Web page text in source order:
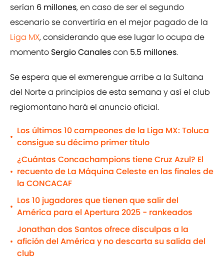
serían 6 millones, en caso de ser el segundo
escenario se convertiría en el mejor pagado de la
Liga MX, considerando que ese lugar lo ocupa de
momento Sergio Canalescon 5.5 millones.
Se espera que el exmerengue arribe a la Sultana
del Norte a principios de esta semana y así el club
regiomontano hará el anuncio oficial.
•
Los últimos 10 campeones de la Liga MX: Toluca
consigue su décimo primer título
•
¿Cuántas Concachampions tiene Cruz Azul? El
recuento de La Máquina Celeste en las finales de
la CONCACAF
•
Los 10 jugadores que tienen que salir del
América para el Apertura 2025 - rankeados
•
Jonathan dos Santos ofrece disculpas a la
afición del América y no descarta su salida del
club